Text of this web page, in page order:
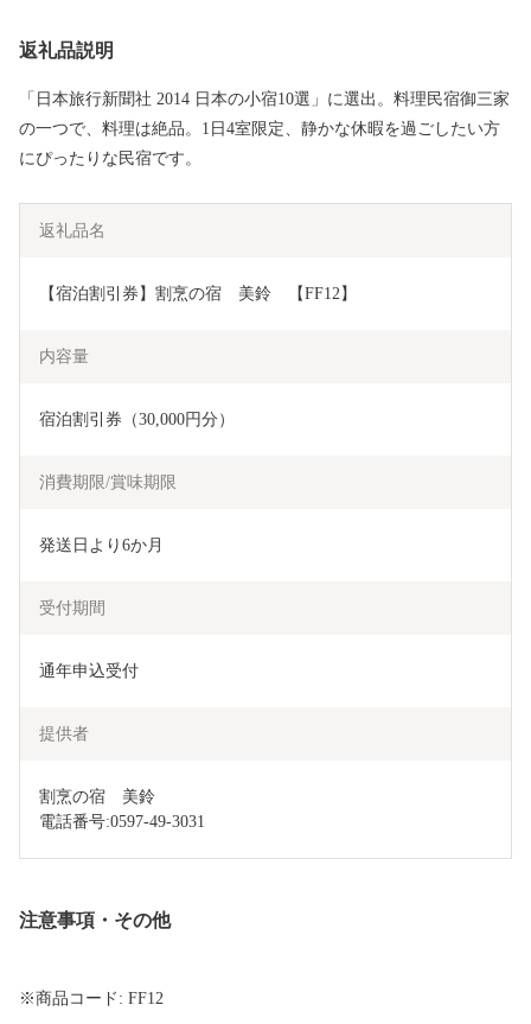
返礼品説明
「日本旅行新聞社 2014 日本の小宿10選」に選出。料理民宿御三家
の一つで、料理は絶品。1日4室限定、静かな休暇を過ごしたい方
にぴったりな民宿です。
返礼品名
【宿泊割引券】割烹の宿　美鈴　【FF12】
内容量
宿泊割引券（30,000円分）
消費期限/賞味期限
発送日より6か月
受付期間
通年申込受付
提供者
割烹の宿　美鈴
電話番号:0597-49-3031
注意事項・その他
※商品コード: FF12